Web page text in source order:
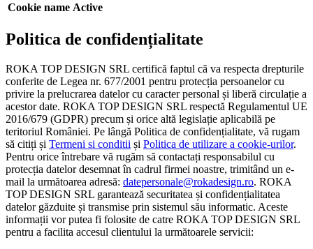
Cookie name Active
Politica de confidențialitate
ROKA TOP DESIGN SRL certifică faptul că va respecta drepturile
conferite de Legea nr. 677/2001 pentru protecția persoanelor cu
privire la prelucrarea datelor cu caracter personal și liberă circulație a
acestor date. ROKA TOP DESIGN SRL respectă Regulamentul UE
2016/679 (GDPR) precum și orice altă legislație aplicabilă pe
teritoriul României. Pe lângă Politica de confidențialitate, vă rugam
să citiți și Termeni si conditii și Politica de utilizare a cookie-urilor.
Pentru orice întrebare vă rugăm să contactați responsabilul cu
protecția datelor desemnat în cadrul firmei noastre, trimitând un e-
mail la următoarea adresă: datepersonale@rokadesign.ro. ROKA
TOP DESIGN SRL garantează securitatea și confidențialitatea
datelor găzduite și transmise prin sistemul său informatic. Aceste
informații vor putea fi folosite de catre ROKA TOP DESIGN SRL
pentru a facilita accesul clientului la următoarele servicii: